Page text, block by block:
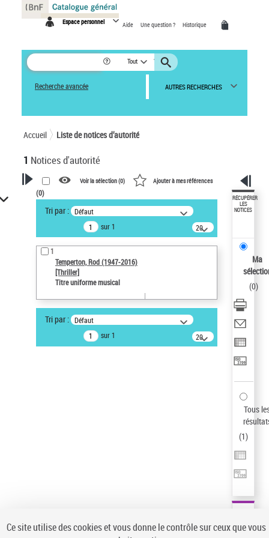
Espace personnel Aide Une question ? Historique
Tout
Recherche avancée AUTRES RECHERCHES
Accueil Liste de notices d’autorité
1 Notices d'autorité
VOTRE RECHERCHE
Recherche avancée dans les
notices d’autorité
Œuvres liées à l'auteur :
Temperton, Rod (1947-2016)
Sauvegarder votre recherche
AFFINER
Type de notice d'autorité
Voir la sélection (0) Ajouter à mes références
(0)
Tri par : Défaut
sur 1
20
résultats/page
1
Temperton, Rod (1947-2016)
[Thriller]
Titre uniforme musical
Tri par : Défaut
sur 1
20
résultats/page
RÉCUPÉRER
LES
NOTICES
Ma
(0)
Tous
(1)
Panneau de gestion des cookies
Ce site utilise des cookies et vous donne le contrôle sur ceux que vous